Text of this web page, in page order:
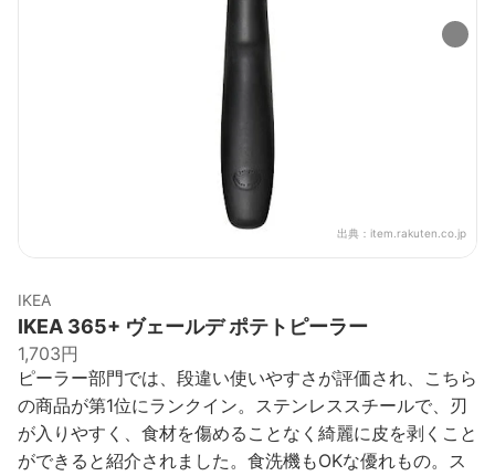
出典： item.rakuten.co.jp
IKEA
IKEA 365+ ヴェールデ ポテトピーラー
1,703円
ピーラー部門では、段違い使いやすさが評価され、こちら
の商品が第1位にランクイン。ステンレススチールで、刃
が入りやすく、食材を傷めることなく綺麗に皮を剥くこと
ができると紹介されました。食洗機もOKな優れもの。ス